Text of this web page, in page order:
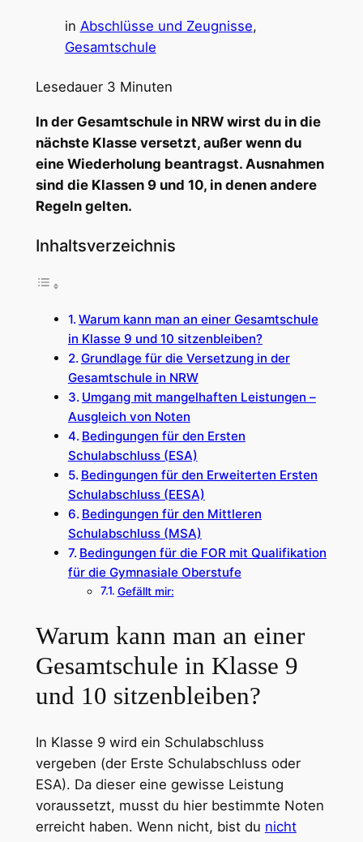
in Abschlüsse und Zeugnisse
Gesamtschule
Lesedauer 3 Minuten
In der Gesamtschule in NRW wirst du in die
nächste Klasse versetzt, außer wenn du
eine Wiederholung beantragst. Ausnahmen
sind die Klassen 9 und 10, in denen andere
Regeln gelten.
Inhaltsverzeichnis
Warum kann man an einer Gesamtschule
in Klasse 9 und 10 sitzenbleiben?
Grundlage für die Versetzung in der
Gesamtschule in NRW
Umgang mit mangelhaften Leistungen –
Ausgleich von Noten
Bedingungen für den Ersten
Schulabschluss (ESA)
Bedingungen für den Erweiterten Ersten
Schulabschluss (EESA)
Bedingungen für den Mittleren
Schulabschluss (MSA)
Bedingungen für die FOR mit Qualifikation
für die Gymnasiale Oberstufe
Gefällt mir:
Warum kann man an einer
Gesamtschule in Klasse 9
und 10 sitzenbleiben?
In Klasse 9 wird ein Schulabschluss
vergeben (der Erste Schulabschluss oder
ESA). Da dieser eine gewisse Leistung
voraussetzt, musst du hier bestimmte Noten
erreicht haben. Wenn nicht, bist du nicht